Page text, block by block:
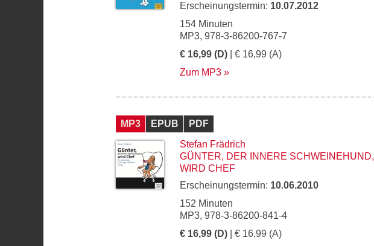
Erscheinungstermin: 10.07.2012
154 Minuten
MP3, 978-3-86200-767-7
€ 16,99 (D) | € 16,99 (A)
Zum MP3
MP3 EPUB
PDF
Stefan Frädrich
GÜNTER, DER INNERE SCHWEINEHUND,
WIRD CHEF
Erscheinungstermin: 10.06.2010
152 Minuten
MP3, 978-3-86200-841-4
€ 16,99 (D) | € 16,99 (A)